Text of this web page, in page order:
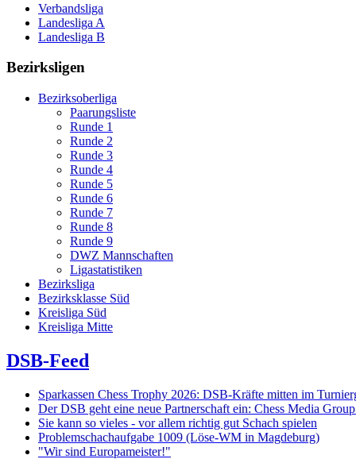
Verbandsliga
Landesliga A
Landesliga B
Bezirksligen
Bezirksoberliga
Paarungsliste
Runde 1
Runde 2
Runde 3
Runde 4
Runde 5
Runde 6
Runde 7
Runde 8
Runde 9
DWZ Mannschaften
Ligastatistiken
Bezirksliga
Bezirksklasse Süd
Kreisliga Süd
Kreisliga Mitte
DSB-Feed
Sparkassen Chess Trophy 2026: DSB-Kräfte mitten im
Der DSB geht eine neue Partnerschaft ein: Chess Media
Sie kann so vieles - vor allem richtig gut Schach spielen
Problemschachaufgabe 1009 (Löse-WM in Magdeburg)
"Wir sind Europameister!"